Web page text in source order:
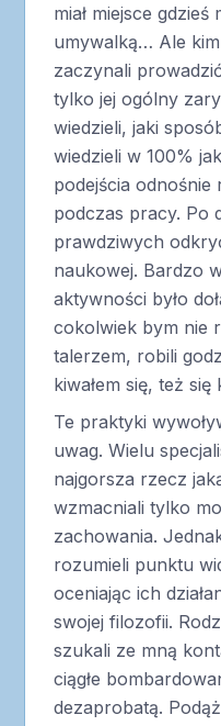
miał miejsce gdzieś
umywalką… Ale kim
zaczynali
tylko jej ogólny
wiedzieli, jaki
wiedzieli w 100%
podejścia
podczas pracy. Po
prawdziwych
naukowej. Bardzo
aktywności było
cokolwiek bym nie
talerzem, robili
kiwałem się, też
Te praktyki
uwag. Wielu
najgorsza rzecz
wzmacniali tylko
zachowania.
rozumieli punktu
oceniając ich
swojej filozofii.
szukali ze mną
ciągłe
dezaprobatą.